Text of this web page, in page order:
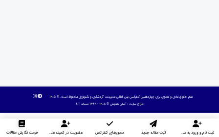
تمام حقوق مادی و معنوی برای چهاردهمین کنفرانس بین المللی مدیریت، گردشگری و تکنولوژی محفوظ است. © ۱۴۰۵
طراح سایت :آسان همایش © ۱۴۰۵ - 1392 نسخه 9.11
ثبت نام و ورود به سایت ثبت مقاله جدید محورهای کنفرانس عضویت در کمیته علمی داوران فرمت نگارش مقالات